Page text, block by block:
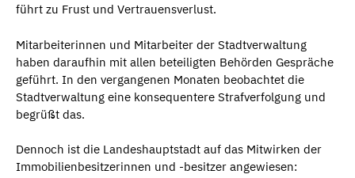
führt zu Frust und Vertrauensverlust.
Mitarbeiterinnen und Mitarbeiter der Stadtverwaltung
haben daraufhin mit allen beteiligten Behörden Gespräche
geführt. In den vergangenen Monaten beobachtet die
Stadtverwaltung eine konsequentere Strafverfolgung und
begrüßt das.
Dennoch ist die Landeshauptstadt auf das Mitwirken der
Immobilienbesitzerinnen und -besitzer angewiesen: